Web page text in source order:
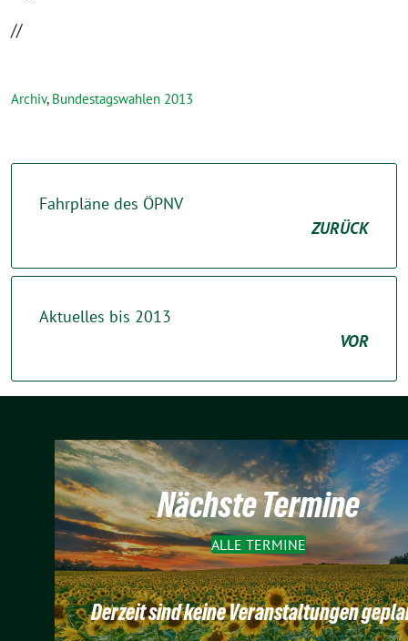
//
Archiv, Bundestagswahlen 2013
Fahrpläne des ÖPNV
ZURÜCK
Aktuelles bis 2013
VOR
Nächste Termine
ALLE TERMINE
Derzeit sind keine Veranstaltungen